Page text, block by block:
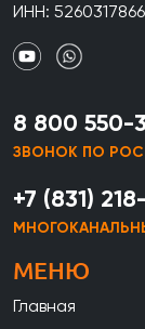
ИНН:
8 800 550-
ЗВОНОК ПО
+7 (831)
МЕНЮ
Главная